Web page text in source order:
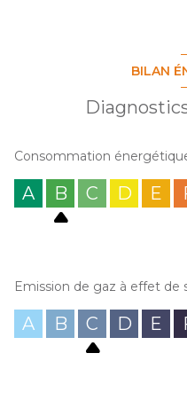
BILAN
Consommation
A B C D E
Emission de gaz à effet de
A B C D E